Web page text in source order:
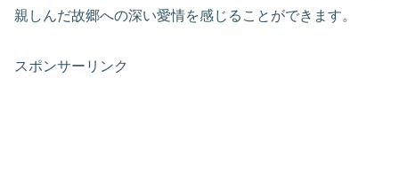
親しんだ故郷への深い愛情を感じることができます。
スポンサーリンク